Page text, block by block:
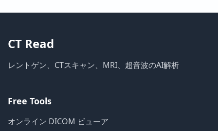
CT Read
レントゲン、CTスキャン、MRI、超音波のAI解析
Free Tools
オンライン DICOM ビューア